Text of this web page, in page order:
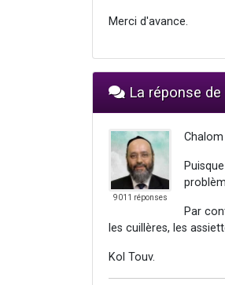
Merci d'avance.
La réponse de
9011 réponses
Chalom
Par
les cuillères, les
Kol Touv.